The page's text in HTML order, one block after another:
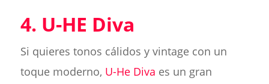
4. U-HE Diva
Si quieres tonos cálidos y vintage con un
toque moderno, U-He Diva es un gran